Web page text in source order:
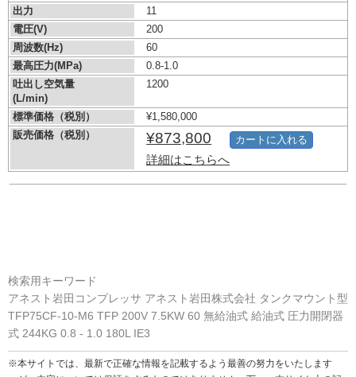
出力
11
電圧(V)
200
周波数(Hz)
60
最高圧力(MPa)
0.8-1.0
吐出し空気量
(L/min)
1200
標準価格（税別）
¥1,580,000
販売価格（税別）
¥873,800
詳細はこちらへ
カートに入れる
検索用キーワード
アネスト岩田コンプレッサ アネスト岩田株式会社 タンクマウント型
TFP75CF-10-M6 TFP 200V 7.5KW 60 無給油式 給油式 圧力開閉器
式 244KG 0.8 - 1.0 180L IE3
※本サイトでは、最新で正確な情報を記載するよう最善の努力をいたします